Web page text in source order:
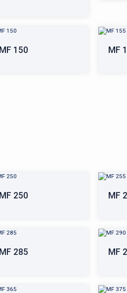
MF 150 MF
MF 250 MF
MF 285 MF